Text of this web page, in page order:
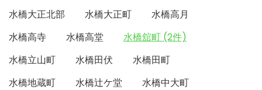
水橋大正北部
水橋大正町
水橋高月
水橋高寺
水橋高堂
水橋舘町 (2件)
水橋立山町
水橋田伏
水橋田町
水橋地蔵町
水橋辻ケ堂
水橋中大町